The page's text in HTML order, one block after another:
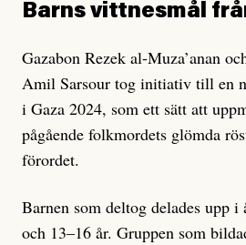
Barns vittnesmål
Gazabon Rezek al-Muza’anan
Amil Sarsour tog initiativ till en
i Gaza 2024, som ett sätt att
pågående folkmordets glömda
förordet.
Barnen som deltog delades upp i
och 13–16 år. Gruppen som